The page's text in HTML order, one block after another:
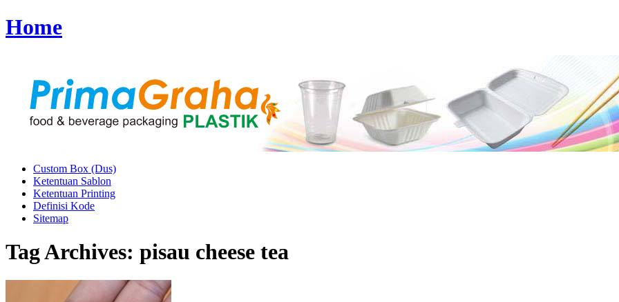
Home
Custom Box (Dus)
Ketentuan Sablon
Ketentuan Printing
Definisi Kode
Sitemap
Tag Archives: pisau cheese tea